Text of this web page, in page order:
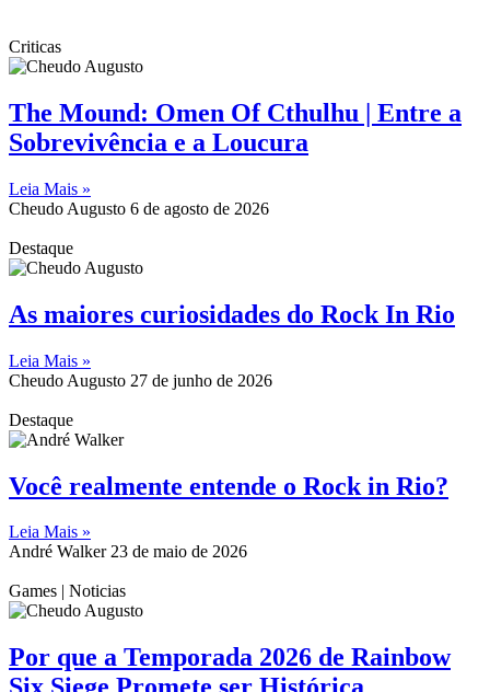
Criticas
The Mound: Omen Of Cthulhu | Entre a
Sobrevivência e a Loucura
Leia Mais »
Cheudo Augusto 6 de agosto de 2026
Destaque
As maiores curiosidades do Rock In Rio
Leia Mais »
Cheudo Augusto 27 de junho de 2026
Destaque
Você realmente entende o Rock in Rio?
Leia Mais »
André Walker23 de maio de 2026
Games | Noticias
Por que a Temporada 2026 de Rainbow